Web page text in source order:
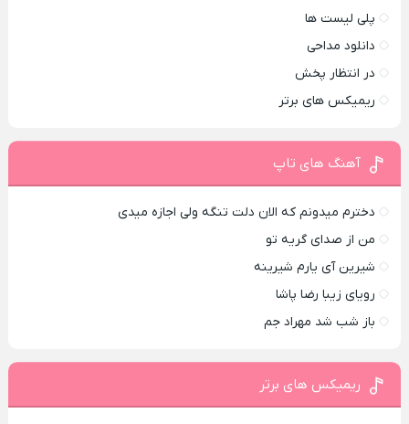
پلی لیست ها
دانلود مداحی
در انتظار پخش
ریمیکس های برتر
آهنگ های تاپ
دخترم میدونم که الان دلت تنگه ولی اجازه میدی
من از صدای گريه تو
شیرین آی یارم شیرینه
رویای زیبا رضا پاشا
باز شب شد مهراد جم
ریمیکس های برتر